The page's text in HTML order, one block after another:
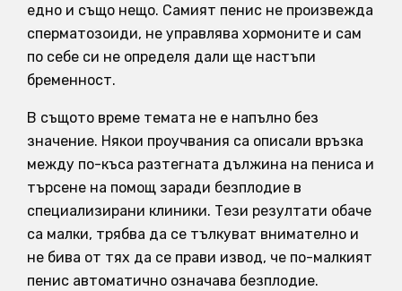
едно и също нещо. Самият пенис не произвежда
сперматозоиди, не управлява хормоните и сам
по себе си не определя дали ще настъпи
бременност.
В същото време темата не е напълно без
значение. Някои проучвания са описали връзка
между по-къса разтегната дължина на пениса и
търсене на помощ заради безплодие в
специализирани клиники. Тези резултати обаче
са малки, трябва да се тълкуват внимателно и
не бива от тях да се прави извод, че по-малкият
пенис автоматично означава безплодие.